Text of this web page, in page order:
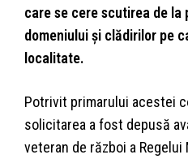
care se cere scutirea de
domeniului și clădirilor pe
localitate.
Potrivit primarului acestei
solicitarea a fost depusă
veteran de război a Regelui